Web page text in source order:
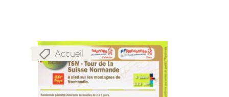
Accueil